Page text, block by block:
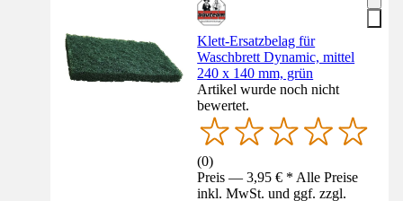
Klett-Ersatzbelag für
Waschbrett Dynamic, mittel
240 x 140 mm, grün
Artikel wurde noch nicht
bewertet.
(0)
Preis — 3,95 € * Alle Preise
inkl. MwSt. und ggf. zzgl.